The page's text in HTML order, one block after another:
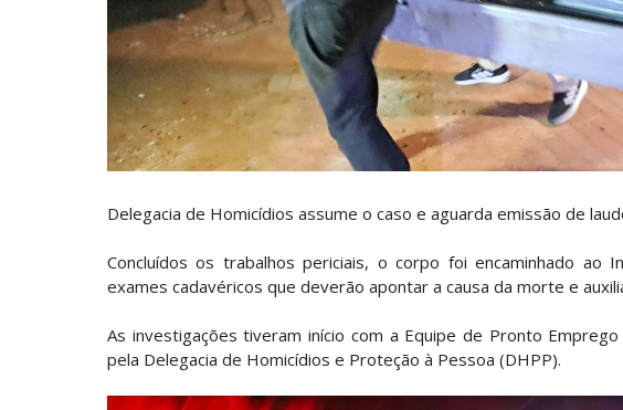
Delegacia de Homicídios assume o caso e aguarda emissão de
Concluídos os trabalhos periciais, o corpo foi encaminhado ao
exames cadavéricos que deverão apontar a causa da morte e
As investigações tiveram início com a Equipe de Pronto
pela Delegacia de Homicídios e Proteção à Pessoa (DHPP).